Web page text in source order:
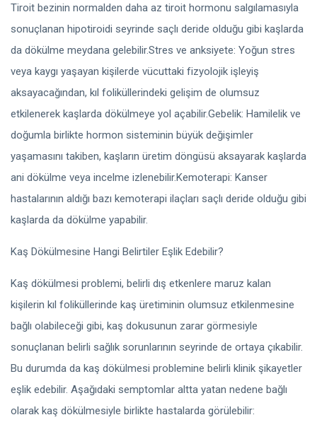
Tiroit bezinin normalden daha az tiroit hormonu salgılamasıyla
sonuçlanan hipotiroidi seyrinde saçlı deride olduğu gibi kaşlarda
da dökülme meydana gelebilir.Stres ve anksiyete: Yoğun stres
veya kaygı yaşayan kişilerde vücuttaki fizyolojik işleyiş
aksayacağından, kıl foliküllerindeki gelişim de olumsuz
etkilenerek kaşlarda dökülmeye yol açabilir.Gebelik: Hamilelik ve
doğumla birlikte hormon sisteminin büyük değişimler
yaşamasını takiben, kaşların üretim döngüsü aksayarak kaşlarda
ani dökülme veya incelme izlenebilir.Kemoterapi: Kanser
hastalarının aldığı bazı kemoterapi ilaçları saçlı deride olduğu gibi
kaşlarda da dökülme yapabilir.
Kaş Dökülmesine Hangi Belirtiler Eşlik Edebilir?
Kaş dökülmesi problemi, belirli dış etkenlere maruz kalan
kişilerin kıl foliküllerinde kaş üretiminin olumsuz etkilenmesine
bağlı olabileceği gibi, kaş dokusunun zarar görmesiyle
sonuçlanan belirli sağlık sorunlarının seyrinde de ortaya çıkabilir.
Bu durumda da kaş dökülmesi problemine belirli klinik şikayetler
eşlik edebilir. Aşağıdaki semptomlar altta yatan nedene bağlı
olarak kaş dökülmesiyle birlikte hastalarda görülebilir: